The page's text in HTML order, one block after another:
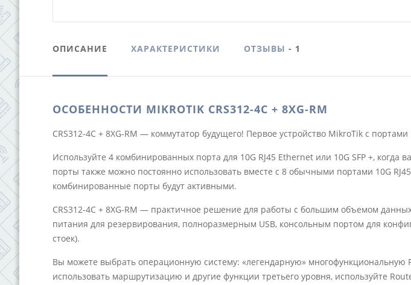
ОПИСАНИЕ ХАРАКТЕРИСТИКИ ОТЗЫВЫ - 1
ОСОБЕННОСТИ MIKROTIK CRS312-4C + 8XG-RM
CRS312-4C + 8XG-RM — коммутатор будущего! Первое устройство MikroTik с портами
Используйте 4 комбинированных порта для 10G RJ45 Ethernet или 10G SFP +,
порты также можно постоянно использовать вместе с 8 обычными портами 10G
комбинированные порты будут активными.
CRS312-4C + 8XG-RM — практичное решение для работы с большим объемом
питания для резервирования, полноразмерным USB, консольным портом для
стоек).
Вы можете выбрать операционную систему: «легендарную»
использовать маршрутизацию и другие функции третьего уровня, используйте